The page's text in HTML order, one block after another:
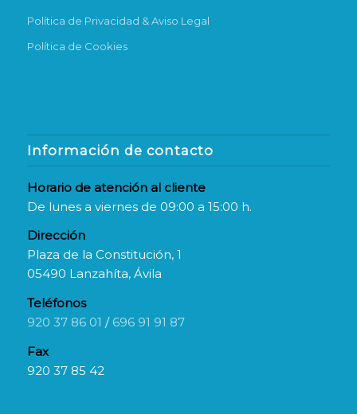
Política de Privacidad & Aviso Legal
Política de Cookies
Información de contacto
Horario de atención al cliente
De lunes a viernes de 09:00 a 15:00 h.
Dirección
Plaza de la Constitución, 1
05490 Lanzahíta, Ávila
Teléfonos
920 37 86 01 / 696 91 91 87
Fax
920 37 85 42